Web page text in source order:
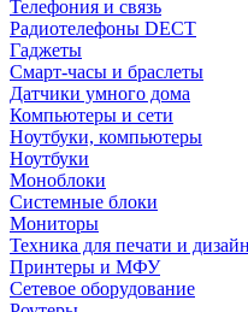
Телефония и связь
Радиотелефоны DECT
Гаджеты
Смарт-часы и браслеты
Датчики умного дома
Компьютеры и сети
Ноутбуки, компьютеры
Ноутбуки
Моноблоки
Системные блоки
Мониторы
Техника для печати и
Принтеры и МФУ
Сетевое оборудование